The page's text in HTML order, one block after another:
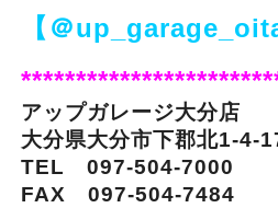
【＠up_garage_oita
アップガレージ大分店
大分県大分市下郡北1-4-
TEL 097-504-7000
FAX 097-504-7484